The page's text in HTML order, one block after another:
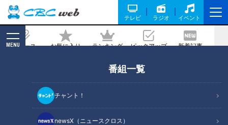
テレビ ラジオ イベント
ニュース お気に入り ランキング ピックアップ 新着記事
MENU
番組一覧
チャント！
newsX（ニュースクロス）
一番多いがん「大腸がん」早期発見ポイ
ント